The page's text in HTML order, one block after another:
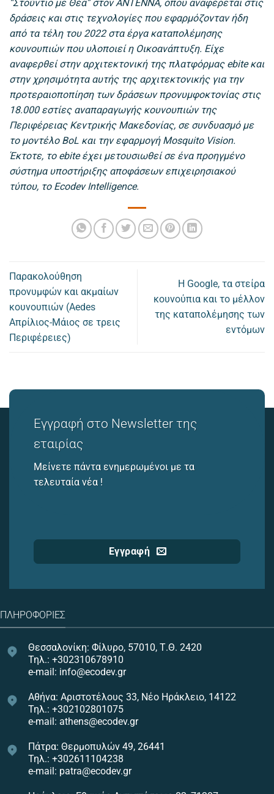
“Στούντιο με Θέα” στον ANTENNA, όπου αναφέρεται στις
δράσεις και στις τεχνολογίες που εφαρμόζονταν ήδη
από τα τέλη του 2022 στα έργα καταπολέμησης
κουνουπιών που υλοποιεί η Οικοανάπτυξη. Είχε
αναφερθεί στην αρχιτεκτονική της πλατφόρμας ebite και
στην χρησιμότητα αυτής της αρχιτεκτονικής για την
προτεραιοποπίηση των δράσεων προνυμφοκτονίας στις
18.000 εστίες αναπαραγωγής κουνουπιών της
Περιφέρειας Κεντρικής Μακεδονίας, σε συνδυασμό με
το μοντέλο BoL και την εφαρμογή Mosquito Vision.
Έκτοτε, το ebite έχει μετουσιωθεί σε ένα προηγμένο
σύστημα υποστήριξης αποφάσεων επιχειρησιακού
τύπου, το Ecodev Intelligence.
Παρακολούθηση
προνυμφών και ακμαίων
κουνουπιών (Aedes
Απρίλιος-Μάιος σε τρεις
Περιφέρειες)
Η Google, τα στείρα
κουνούπια και το μέλλον
της καταπολέμησης των
εντόμων
Εγγραφή στο Newsletter της
εταιρίας
Μείνετε πάντα ενημερωμένοι με τα
τελευταία νέα !
Εγγραφή
ΠΛΗΡΟΦΟΡΊΕΣ
Θεσσαλονίκη: Φίλυρο, 57010, Τ.Θ. 2420
Τηλ.: +302310678910
e-mail: info@ecodev.gr
Αθήνα: Αριστοτέλους 33, Νέο Ηράκλειο, 14122
Τηλ.: +302102801075
e-mail: athens@ecodev.gr
Πάτρα: Θερμοπυλών 49, 26441
Τηλ.: +302611104238
e-mail: patra@ecodev.gr